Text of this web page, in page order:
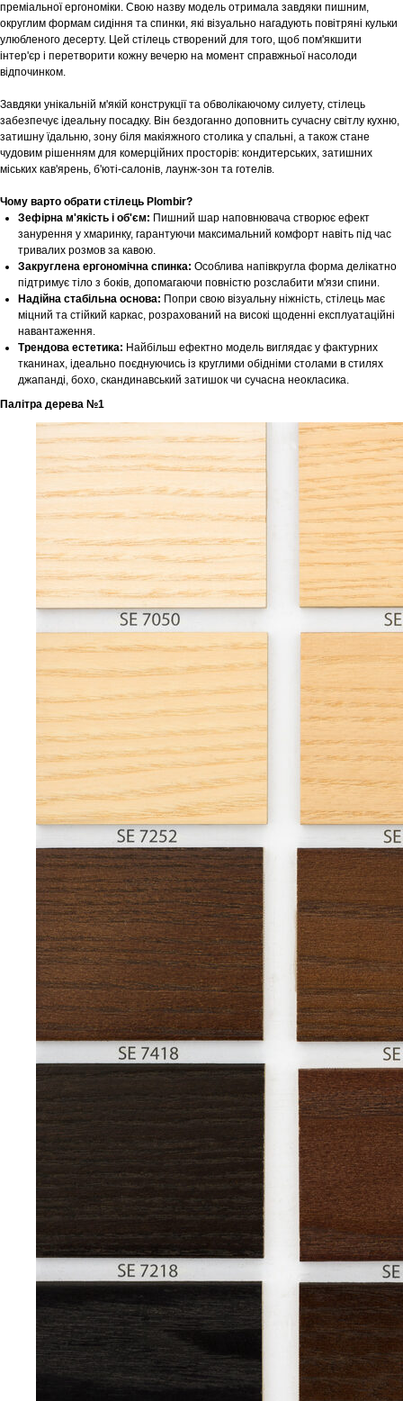
преміальної ергономіки. Свою назву модель отримала завдяки пишним,
округлим формам сидіння та спинки, які візуально нагадують повітряні кульки
улюбленого десерту. Цей стілець створений для того, щоб пом'якшити
інтер'єр і перетворити кожну вечерю на момент справжньої насолоди
відпочинком.
Завдяки унікальній м'якій конструкції та обволікаючому силуету, стілець
забезпечує ідеальну посадку. Він бездоганно доповнить сучасну світлу кухню,
затишну їдальню, зону біля макіяжного столика у спальні, а також стане
чудовим рішенням для комерційних просторів: кондитерських, затишних
міських кав'ярень, б'юті-салонів, лаунж-зон та готелів.
Чому варто обрати стілець Plombir?
Зефірна м'якість і об'єм: Пишний шар наповнювача створює ефект
занурення у хмаринку, гарантуючи максимальний комфорт навіть під час
тривалих розмов за кавою.
Закруглена ергономічна спинка: Особлива напівкругла форма делікатно
підтримує тіло з боків, допомагаючи повністю розслабити м'язи спини.
Надійна стабільна основа: Попри свою візуальну ніжність, стілець має
міцний та стійкий каркас, розрахований на високі щоденні експлуатаційні
навантаження.
Трендова естетика: Найбільш ефектно модель виглядає у фактурних
тканинах, ідеально поєднуючись із круглими обідніми столами в стилях
джапанді, бохо, скандинавський затишок чи сучасна неокласика.
Палітра дерева №1